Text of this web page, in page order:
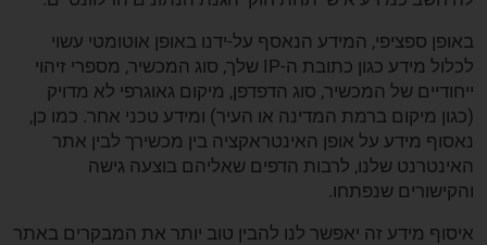
באופן ספציפי, המידע הנאסף על-ידנו באופן אוטומטי עשוי
לכלול מידע כגון כתובת ה-IP שלך, סוג המכשיר, מספרי זיהוי
ייחודיים של המכשיר, סוג הדפדפן, מיקום גאוגרפי לא מדויק
(כגון מיקום ברמת המדינה או העיר) ומידע טכני אחר. כמו כן,
נאסוף מידע על אופן האינטראקציה בין מכשירך לבין אתר
האינטרנט שלנו, לרבות הדפים שאליהם בוצעה גישה
והקישורים שנפתחו.
איסוף מידע זה יאפשר לנו להבין טוב יותר את המבקרים באתר